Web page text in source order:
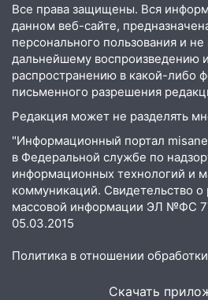
13:49 Стихия
Ульяновск: дерево
Орджоникидзе
13:47 На Нижней
ветром вырвало дерево
13:46
Сильный ветер
СТО на проспекте
13:35 Непогода
транспорту: в
сошёл с рельсов
дороги в Ульяновске:
Непогода в
Все права защищены. Вся
данном веб-сайте,
персонального пользования и
дальнейшему воспроизведению
распространению в какой-либо
письменного разрешения
Редакция может не разделять
"Информационный портал
в Федеральной службе по
информационных технологий и
коммуникаций. Свидетельство о
массовой информации ЭЛ №ФС
05.03.2015
Политика в отношении
Скачать